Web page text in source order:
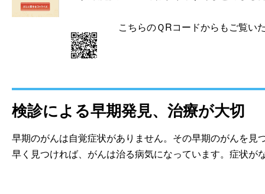
こちらのＱRコードからもご覧い
検診による早期発見、治療が大切
早期のがんは自覚症状がありません。その早期のがんを見
早く見つければ、がんは治る病気になっています。症状